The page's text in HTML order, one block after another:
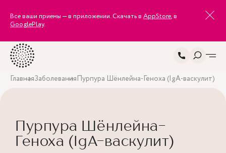
Все ваши приемы — в приложении. Скачать в AppStore, в
GooglePlay.
ГлавнаяЗаболеванияПурпура Шёнлейна-Геноха (IgA-васкулит)
Пурпура Шёнлейна-
Геноха (IgA-васкулит)